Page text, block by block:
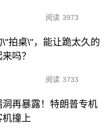
阅读 3973
\"拍桌\"，能让跪太久的
吗？
阅读 3733
洞再暴露！特朗普专机
撞上